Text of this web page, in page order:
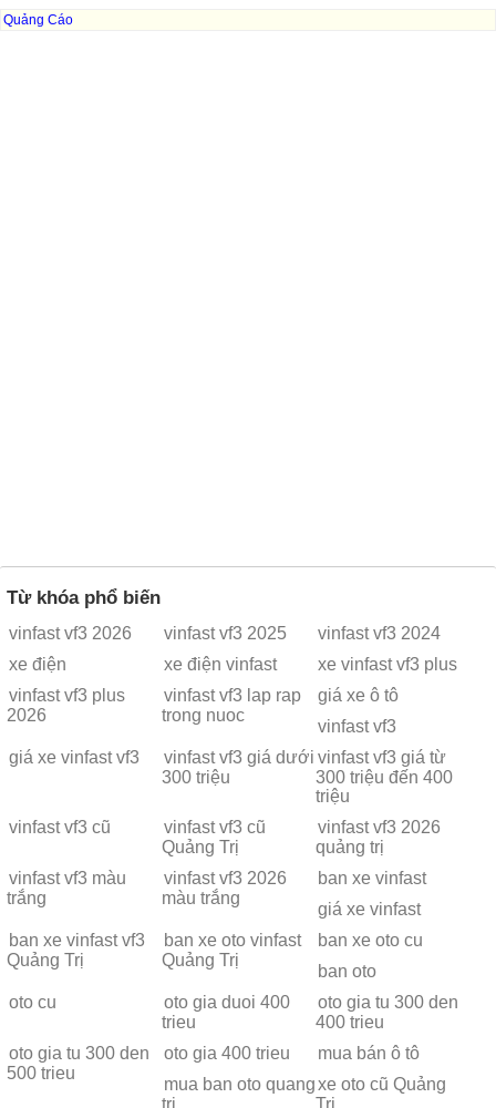
Quảng Cáo
Từ khóa phổ biến
vinfast vf3 2026 vinfast vf3 2025
vinfast vf3 2024
xe điện
xe điện vinfast
xe vinfast vf3 plus
vinfast vf3 plus
2026
vinfast vf3 lap rap
trong nuoc
giá xe ô tô
vinfast vf3
giá xe vinfast vf3
vinfast vf3 giá dưới
300 triệu
vinfast vf3 giá từ
300 triệu đến 400
triệu
vinfast vf3 cũ
vinfast vf3 cũ
Quảng Trị
vinfast vf3 2026
quảng trị
vinfast vf3 màu
trắng
vinfast vf3 2026
màu trắng
ban xe vinfast
giá xe vinfast
ban xe vinfast vf3
Quảng Trị
ban xe oto vinfast
Quảng Trị
ban xe oto cu
ban oto
oto cu
oto gia duoi 400
trieu
oto gia tu 300 den
400 trieu
oto gia tu 300 den
500 trieu
oto gia 400 trieu
mua bán ô tô
mua ban oto quang
tri
xe oto cũ Quảng
Trị